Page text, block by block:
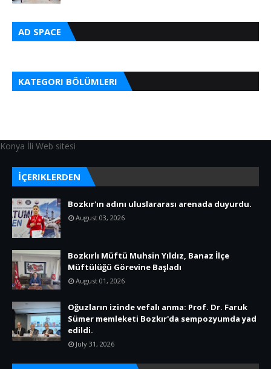
AD SPACE
KATEGORI BÖLÜMLERI
Konya İli Web sitesi
İÇERIKLERDEN
Bozkır'ın adını uluslararası arenada duyurdu.
August 03, 2026
Bozkırlı Müftü Muhsin Yıldız, Banaz İlçe
Müftülüğü Görevine Başladı
August 01, 2026
Oğuzların izinde vefalı anma: Prof. Dr. Faruk
Sümer memleketi Bozkır'da sempozyumda yad
edildi.
July 31, 2026